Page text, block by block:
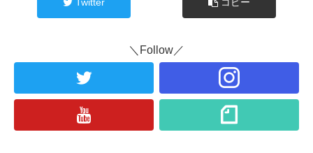
＼Follow／